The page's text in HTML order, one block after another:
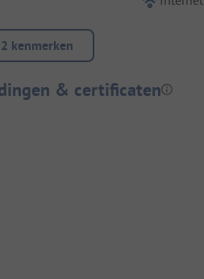
kenmerken
& certificaten